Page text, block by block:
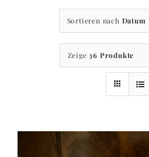
Restaurant
Sortieren nach Datum
Zeige36 Produkte